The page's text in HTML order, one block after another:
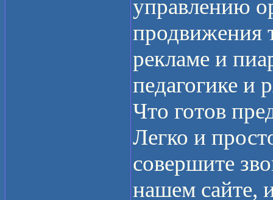
управлению
продвижения
рекламе и
педагогике и
Что готов
Легко и
совершите
нашем сайте,